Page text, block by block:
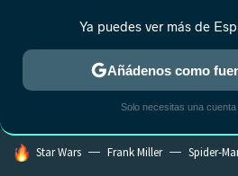
MENÚ
ESTRENOS REALITY
HOY SE HABLA DE
Star Wars Frank Miller Spider-
Ya puedes ver más de
Añádenos como
Solo necesitas una